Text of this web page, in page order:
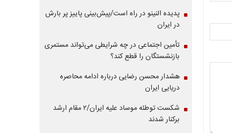
پدیده النینو در راه است/پیش‌بینی پاییز پر بارش
در ایران
تأمین اجتماعی در چه شرایطی می‌تواند مستمری
بازنشستگان را قطع کند؟
هشدار محسن رضایی درباره ادامه محاصره
دریایی ایران
شکست توطئه موساد علیه ایران/۲ مقام‌ ارشد
برکنار شدند